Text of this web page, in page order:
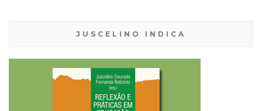
JUSCELINO INDICA